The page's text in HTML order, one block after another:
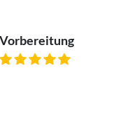
Vorbereitung